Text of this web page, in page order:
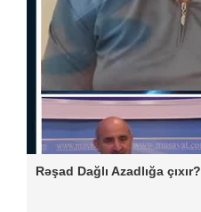
Rəşad Dağlı Azadlığa çıxır?